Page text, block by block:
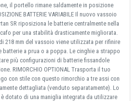
il portello rimane saldamente in posizione
BATTERIE VARIABILE Il nuovo vassoio
SR riposiziona le batterie centralmente nella
per una stabilità drasticamente migliorata.
218 mm del vassoio viene utilizzata per rifinire
batterie a prua o a poppa. Le cinghie a strappo
più configurazioni di batterie fissandole
RIMORCHIO OPTIONAL Trasporta il tuo
con stile con questo rimorchio a tre assi con
dettagliata (venduto separatamente). Lo
dotato di una maniglia integrata da utilizzare